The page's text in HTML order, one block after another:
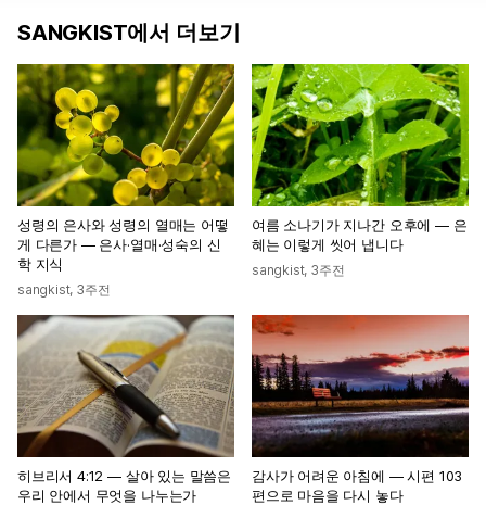
SANGKIST에서 더보기
성령의 은사와 성령의 열매는 어떻
게 다른가 — 은사·열매·성숙의 신
학 지식
sangkist, 3주전
여름 소나기가 지나간 오후에 — 은
혜는 이렇게 씻어 냅니다
sangkist, 3주전
히브리서 4:12 — 살아 있는 말씀은
우리 안에서 무엇을 나누는가
감사가 어려운 아침에 — 시편 103
편으로 마음을 다시 놓다